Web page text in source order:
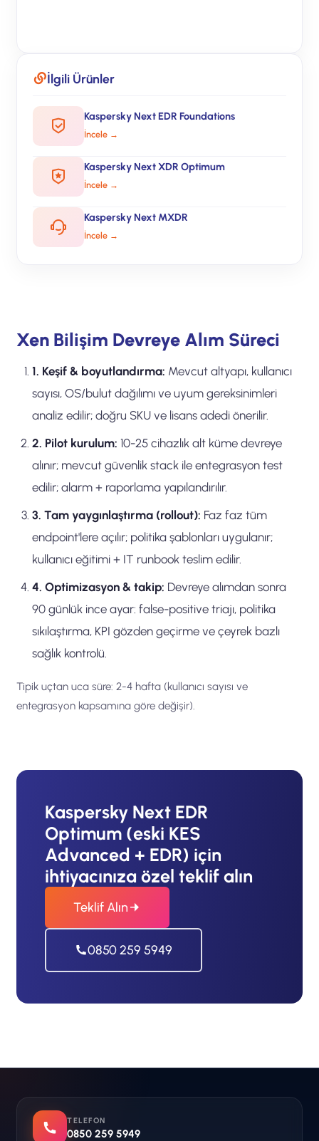
İlgili Ürünler
Kaspersky Next EDR Foundations
İncele →
Kaspersky Next XDR Optimum
İncele →
Kaspersky Next MXDR
İncele →
Xen Bilişim Devreye Alım Süreci
1. Keşif & boyutlandırma: Mevcut altyapı, kullanıcı
sayısı, OS/bulut dağılımı ve uyum gereksinimleri
analiz edilir; doğru SKU ve lisans adedi önerilir.
2. Pilot kurulum: 10-25 cihazlık alt küme devreye
alınır; mevcut güvenlik stack ile entegrasyon test
edilir; alarm + raporlama yapılandırılır.
3. Tam yaygınlaştırma (rollout): Faz faz tüm
endpoint'lere açılır; politika şablonları uygulanır;
kullanıcı eğitimi + IT runbook teslim edilir.
4. Optimizasyon & takip: Devreye alımdan sonra
90 günlük ince ayar: false-positive triajı, politika
sıkılaştırma, KPI gözden geçirme ve çeyrek bazlı
sağlık kontrolü.
Tipik uçtan uca süre: 2-4 hafta (kullanıcı sayısı ve
entegrasyon kapsamına göre değişir).
Kaspersky Next EDR
Optimum (eski KES
Advanced + EDR) için
ihtiyacınıza özel teklif alın
Teklif Alın
0850 259 5949
TELEFON
0850 259 5949